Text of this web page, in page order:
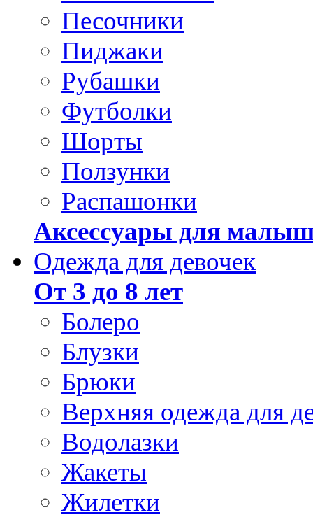
Песочники
Пиджаки
Рубашки
Футболки
Шорты
Ползунки
Распашонки
Аксессуары для
Одежда для девочек
От 3 до 8 лет
Болеро
Блузки
Брюки
Верхняя одежда для
Водолазки
Жакеты
Жилетки